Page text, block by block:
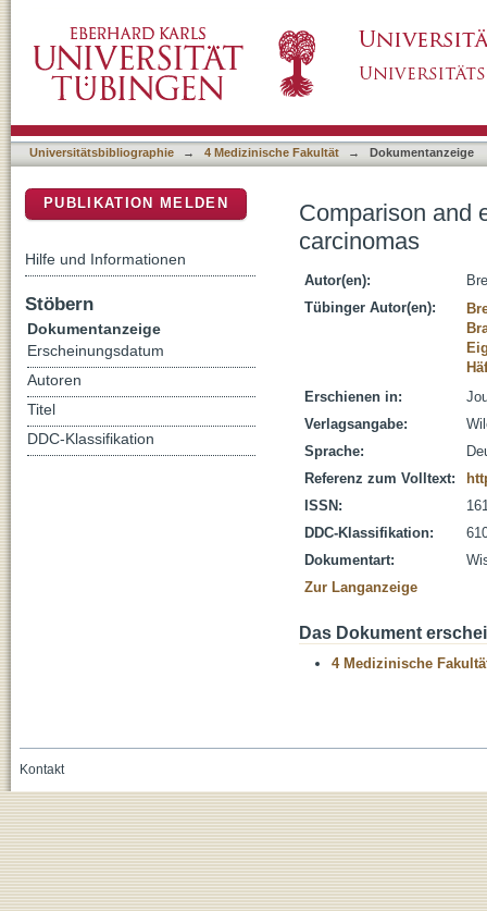
Universitätsbibliographie → 4 Medizinische Fakultät → Dokumentanzeige
Comparison and
carcinomas
Autor(en):
Tübinger Autor(en):
Erschienen in:
Verlagsangabe:
Sprache:
Referenz zum Volltext:
ISSN:
DDC-Klassifikation:
Dokumentart:
Zur Langanzeige
Das Dokument
4 Medizinische
PUBLIKATION MELDEN
Hilfe und Informationen
Stöbern
Dokumentanzeige
Erscheinungsdatum
Autoren
Titel
DDC-Klassifikation
Kontakt